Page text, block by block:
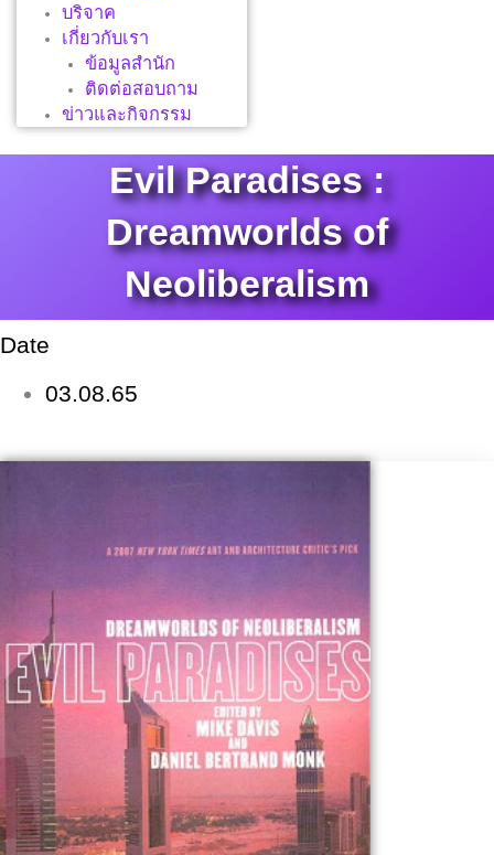
บริจาค
เกี่ยวกับเรา
ข้อมูลสำนัก
ติดต่อสอบถาม
ข่าวและกิจกรรม
Evil Paradises :
Dreamworlds of
Neoliberalism
Date
03.08.65